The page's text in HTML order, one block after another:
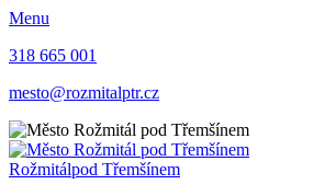
Menu
318 665 001
mesto@rozmitalptr.cz
Rožmitálpod Třemšínem